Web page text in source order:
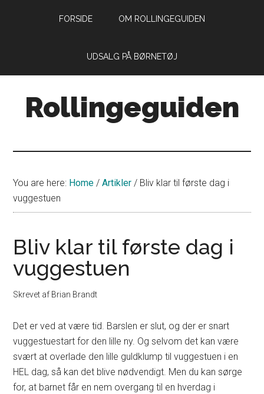
FORSIDE OM ROLLINGEGUIDEN
UDSALG PÅ BØRNETØJ
Rollingeguiden
som
forældre
rollinger
You are here: Home / Artikler / Bliv klar til første dag i
vuggestuen
Bliv klar til første dag i
vuggestuen
Skrevet af Brian Brandt
Det er ved at være tid. Barslen er slut, og der er snart
vuggestuestart for den lille ny. Og selvom det kan være
svært at overlade den lille guldklump til vuggestuen i en
HEL dag, så kan det blive nødvendigt. Men du kan sørge
for, at barnet får en nem overgang til en hverdag i